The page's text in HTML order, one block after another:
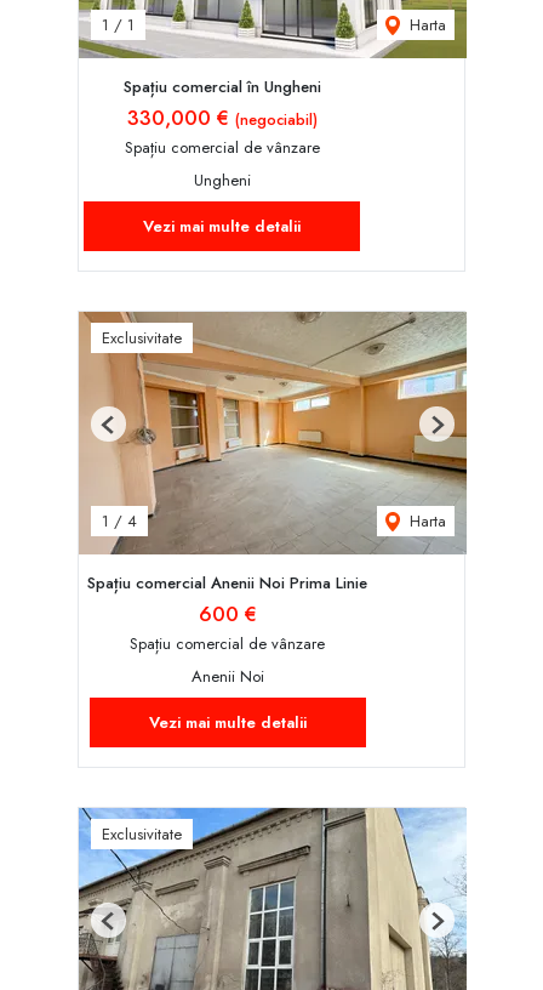
1 / 1 Harta
Spațiu comercial în Ungheni
330,000 € (negociabil)
Spațiu comercial de vânzare
Ungheni
Vezi mai multe detalii
Exclusivitate
1 / 4 Harta
Previous Next
Spațiu comercial Anenii Noi Prima Linie
600 €
Spațiu comercial de vânzare
Anenii Noi
Vezi mai multe detalii
Exclusivitate
Previous Next